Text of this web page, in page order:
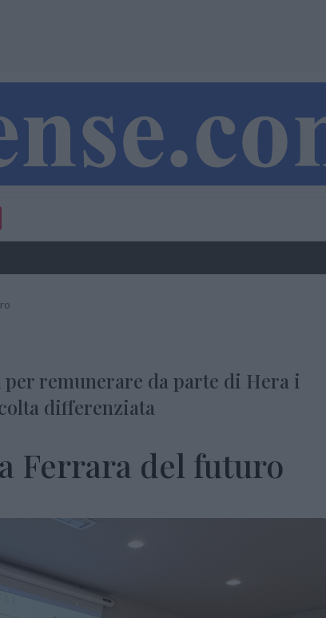
remunerare da parte di Hera i
differenziata
Ferrara del futuro